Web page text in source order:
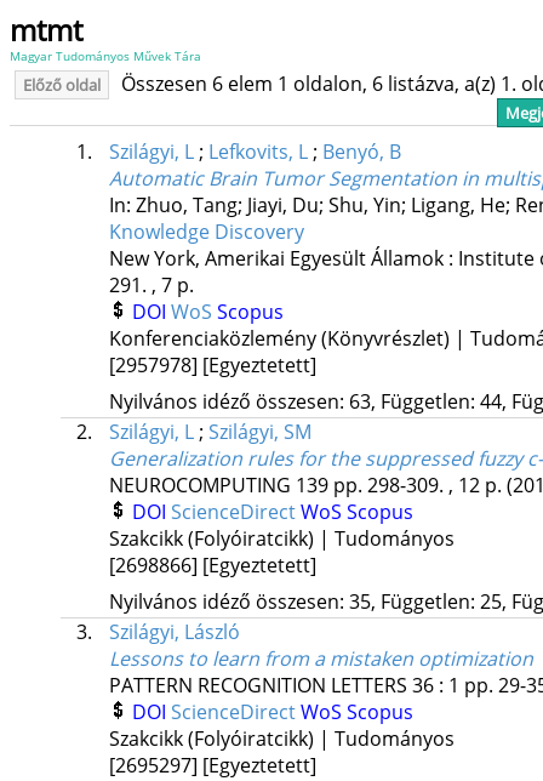
mtmt
Magyar Tudományos Művek Tára
Előző oldal Összesen 6 elem 1 oldalon, 6 listázva, a(z) 1.
1. Szilágyi, L; Lefkovits, L; Benyó, B
Automatic Brain Tumor Segmentation in
In: Zhuo, Tang; Jiayi, Du; Shu, Yin; Ligang, He;
Knowledge Discovery
New York, Amerikai Egyesült Államok : Institute
291. , 7 p.
DOI WoS Scopus
Konferenciaközlemény (Könyvrészlet) |
[2957978] [Egyeztetett]
Nyilvános idéző összesen: 63, Független: 44,
2.
Szilágyi, L; Szilágyi, SM
Generalization rules for the suppressed fuzzy
NEUROCOMPUTING 139 pp. 298-309. , 12 p.
DOI ScienceDirectWoS Scopus
Szakcikk (Folyóiratcikk) | Tudományos
[2698866] [Egyeztetett]
Nyilvános idéző összesen: 35, Független: 25,
3.
Szilágyi, László
Lessons to learn from a mistaken optimization
PATTERN RECOGNITION LETTERS 36: 1 pp. 29-
DOI ScienceDirectWoS Scopus
Szakcikk (Folyóiratcikk) | Tudományos
[2695297] [Egyeztetett]